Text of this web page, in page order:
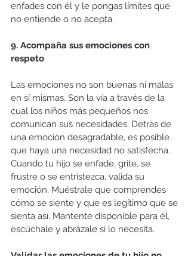
enfades con él y le pongas límites que
no entiende o no acepta.
9. Acompaña sus emociones con
respeto
Las emociones no son buenas ni malas
en sí mismas. Son la vía a través de la
cual los niños más pequeños nos
comunican sus necesidades. Detrás de
una emoción desagradable, es posible
que haya una necesidad no satisfecha.
Cuando tu hijo se enfade, grite, se
frustre o se entristezca, valida su
emoción. Muéstrale que comprendes
cómo se siente y que es legítimo que se
sienta así. Mantente disponible para él,
escúchale y abrázale si lo necesita.